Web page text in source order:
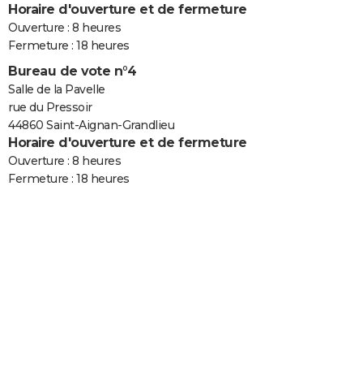
Horaire d'ouverture et de fermeture
Ouverture : 8 heures
Fermeture : 18 heures
Bureau de vote n°4
Salle de la Pavelle
rue du Pressoir
44860 Saint-Aignan-Grandlieu
Horaire d'ouverture et de fermeture
Ouverture : 8 heures
Fermeture : 18 heures